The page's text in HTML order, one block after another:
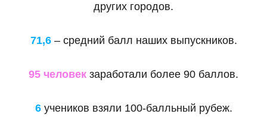
других городов.
71,6– средний балл наших выпускников.
95 человек заработали более 90 баллов.
6учеников взяли 100-балльный рубеж.